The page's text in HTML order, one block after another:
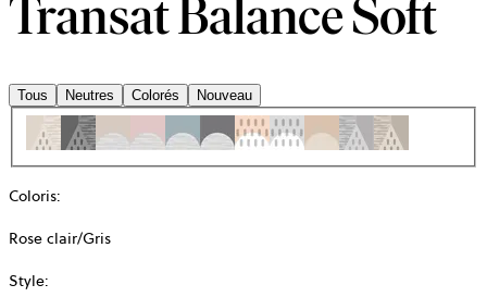
Transat Balance Soft
Tous Neutres Colorés Nouveau
Coloris:
Rose clair/Gris
Style: